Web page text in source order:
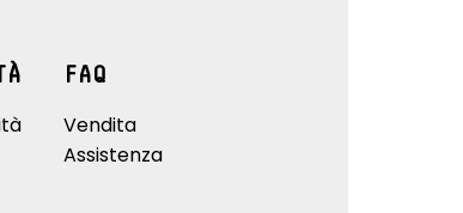
FAQ
Vendita
Assistenza